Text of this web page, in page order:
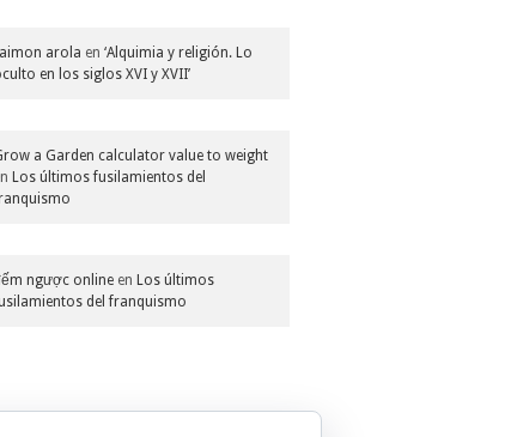
arola en ‘Alquimia y religión. Lo
en los siglos XVI y XVII’
a Garden calculator value to weight
Los últimos fusilamientos del
ngược online en Los últimos
del franquismo